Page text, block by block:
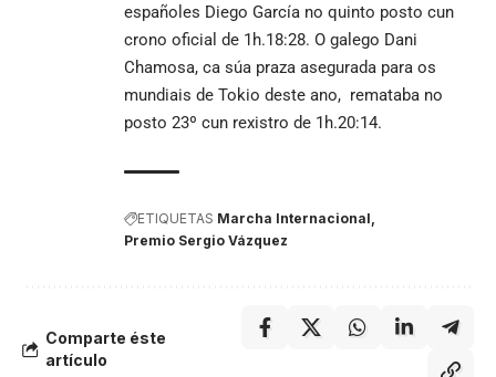
españoles Diego García no quinto posto cun
crono oficial de 1h.18:28. O galego Dani
Chamosa, ca súa praza asegurada para os
mundiais de Tokio deste ano, remataba no
posto 23º cun rexistro de 1h.20:14.
ETIQUETAS Marcha Internacional
Premio Sergio Vázquez
Comparte éste
artículo